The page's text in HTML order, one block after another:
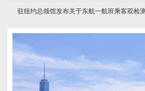
驻纽约总领馆发布关于东航一航班乘客双检